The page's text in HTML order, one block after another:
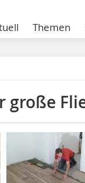
Themen
große